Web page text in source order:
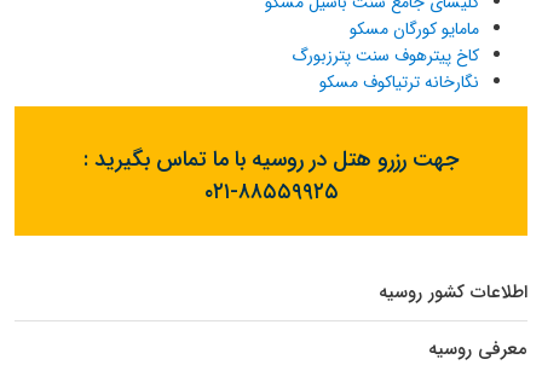
مامایو کورگان مسکو
کاخ پیترهوف سنت پترزبورگ
نگارخانه ترتیاکوف مسکو
جهت رزرو هتل در روسیه با ما تماس بگیرید :
۰۲۱-۸۸۵۵۹۹۲۵
اطلاعات کشور روسیه
معرفی روسیه